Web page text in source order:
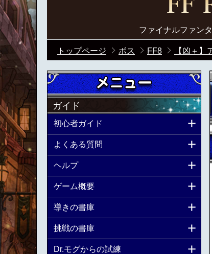
ファイナルファン
トップページ ボス FF8 【凶＋】
ガイド
初心者ガイド
よくある質問
ヘルプ
ゲーム概要
導きの書庫
挑戦の書庫
Dr.モグからの試練